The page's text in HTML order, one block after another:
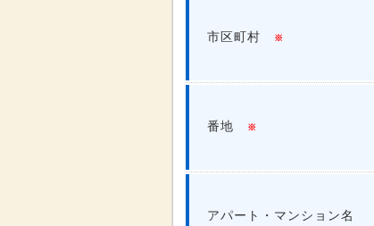
市区町村 ※
番地 ※
アパート・マンション名